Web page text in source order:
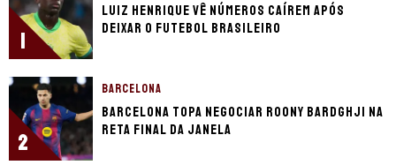
1
Luiz Henrique vê números caírem após
deixar o futebol brasileiro
2
BARCELONA
Barcelona topa negociar Roony Bardghji na
reta final da janela